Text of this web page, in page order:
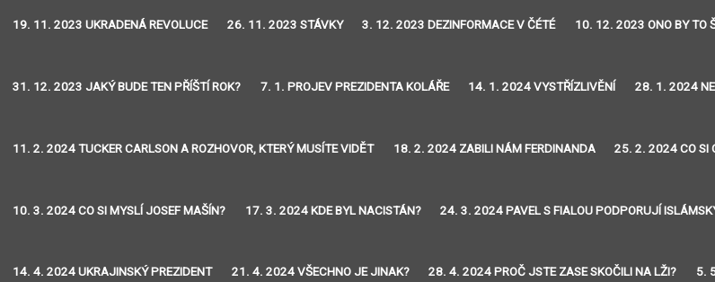
19. 11. 2023 UKRADENÁ REVOLUCE 26. 11. 2023 STÁVKY 3. 12. 2023 DEZINFORMACE V ČÉTÉ 10. 12. 2023 ONO BY TO
31. 12. 2023 JAKÝ BUDE TEN PŘÍŠTÍ ROK? 7. 1. PROJEV PREZIDENTA KOLÁŘE 14. 1. 2024 VYSTŘÍZLIVĚNÍ 28. 1. 2024
11. 2. 2024 TUCKER CARLSON A ROZHOVOR, KTERÝ MUSÍTE VIDĚT 18. 2. 2024 ZABILI NÁM FERDINANDA 25. 2. 2024 CO SI
10. 3. 2024 CO SI MYSLÍ JOSEF MAŠÍN? 17. 3. 2024 KDE BYL NACISTÁN? 24. 3. 2024 PAVEL S FIALOU PODPORUJÍ
14. 4. 2024 UKRAJINSKÝ PREZIDENT 21. 4. 2024 VŠECHNO JE JINAK? 28. 4. 2024 PROČ JSTE ZASE SKOČILI NA LŽI? 5.